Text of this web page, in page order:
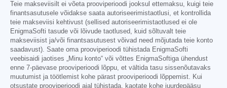
Teie makseviisilt ei võeta prooviperioodi jooksul ettemaksu, kuigi teie
finantsasutusele võidakse saata autoriseerimistaotlusi, et kontrollida
teie makseviisi kehtivust (sellised autoriseerimistaotlused ei ole
EnigmaSofti tasude või lõivude taotlused, kuid sõltuvalt teie
makseviisist ja/või finantsasutusest võivad need mõjutada teie konto
saadavust). Saate oma prooviperioodi tühistada EnigmaSofti
veebisaidi jaotises „Minu konto“ või võttes EnigmaSoftiga ühendust
enne 7-päevase prooviperioodi lõppu, et vältida tasu sissenõutavaks
muutumist ja töötlemist kohe pärast prooviperioodi lõppemist. Kui
otsustate prooviperioodi ajal tühistada, kaotate kohe juurdepääsu